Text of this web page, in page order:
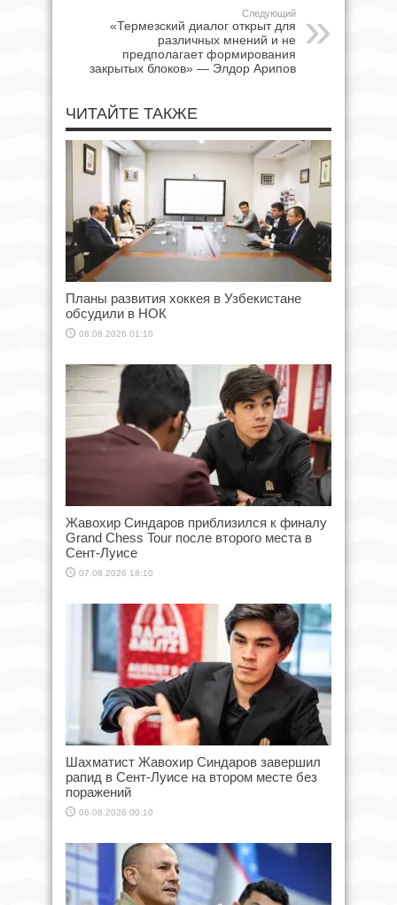
Следующий
«Термезский диалог открыт для
различных мнений и не
предполагает формирования
закрытых блоков» — Элдор Арипов
ЧИТАЙТЕ ТАКЖЕ
Планы развития хоккея в Узбекистане
обсудили в НОК
08.08.2026 01:10
Жавохир Синдаров приблизился к финалу
Grand Chess Tour после второго места в
Сент-Луисе
07.08.2026 18:10
Шахматист Жавохир Синдаров завершил
рапид в Сент-Луисе на втором месте без
поражений
06.08.2026 00:10